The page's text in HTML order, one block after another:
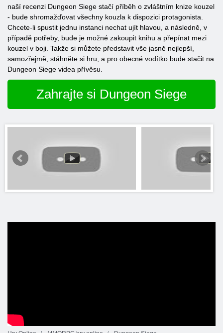
naší recenzi Dungeon Siege stačí příběh o zvláštním knize kouzel
- bude shromažďovat všechny kouzla k dispozici protagonista.
Chcete-li spustit jednu instanci nechat ujít hlavou, a následně, v
případě potřeby, bude je možné zakoupit knihu a přepínat mezi
kouzel v boji. Takže si můžete představit vše jasně nejlepší,
samozřejmě, stáhněte si hru, a pro obecné vodítko bude stačit na
Dungeon Siege videa přívěsu.
Zahrajte si Dungeon Siege